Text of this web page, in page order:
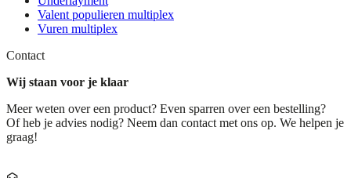
Valent populieren multiplex
Vuren multiplex
Contact
Wij staan voor je klaar
Meer weten over een product? Even sparren over een bestelling?
Of heb je advies nodig? Neem dan contact met ons op. We helpen je
graag!